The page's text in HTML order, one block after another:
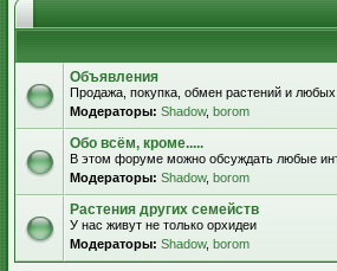
Объявления
Продажа, покупка, обмен растений и
Модераторы: Shadow, borom
Обо всём, кроме.....
В этом форуме можно обсуждать любые
Модераторы: Shadow, borom
Растения других семейств
У нас живут не только орхидеи
Модераторы: Shadow, borom